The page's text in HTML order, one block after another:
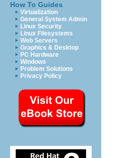
How To Guides
Virtualization
General System Admin
Linux Security
Linux Filesystems
Web Servers
Graphics & Desktop
PC Hardware
Windows
Problem Solutions
Privacy Policy